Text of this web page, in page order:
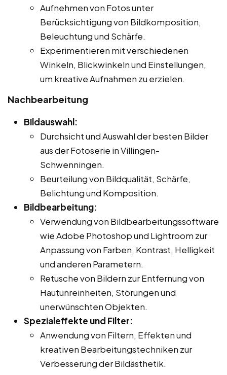
Aufnehmen von Fotos unter
Berücksichtigung von Bildkomposition,
Beleuchtung und Schärfe.
Experimentieren mit verschiedenen
Winkeln, Blickwinkeln und Einstellungen,
um kreative Aufnahmen zu erzielen.
Nachbearbeitung
Bildauswahl:
Durchsicht und Auswahl der besten Bilder
aus der Fotoserie in Villingen-
Schwenningen.
Beurteilung von Bildqualität, Schärfe,
Belichtung und Komposition.
Bildbearbeitung:
Verwendung von Bildbearbeitungssoftware
wie Adobe Photoshop und Lightroom zur
Anpassung von Farben, Kontrast, Helligkeit
und anderen Parametern.
Retusche von Bildern zur Entfernung von
Hautunreinheiten, Störungen und
unerwünschten Objekten.
Spezialeffekte und Filter:
Anwendung von Filtern, Effekten und
kreativen Bearbeitungstechniken zur
Verbesserung der Bildästhetik.